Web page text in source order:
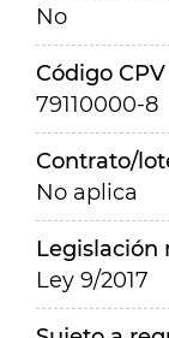
No
Código CPV
79110000-8
Contrato/
No aplica
Legislación
Ley 9/2017